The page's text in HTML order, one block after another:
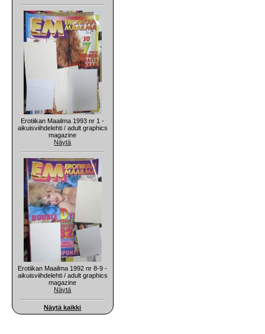
Erotiikan Maailma 1993 nr 1 -
aikuisviihdelehti / adult graphics
magazine
Näytä
Erotiikan Maailma 1992 nr 8-9 -
aikuisviihdelehti / adult graphics
magazine
Näytä
Näytä kaikki